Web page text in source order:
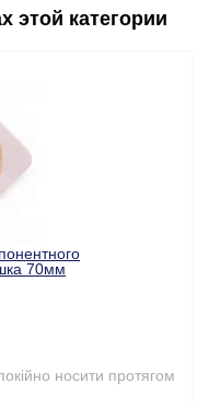
этой категории
70мм
носити протягом